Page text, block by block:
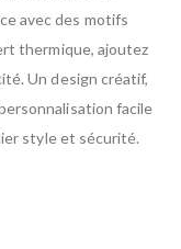
avec des motifs
thermique, ajoutez
Un design créatif,
facile
style et sécurité.